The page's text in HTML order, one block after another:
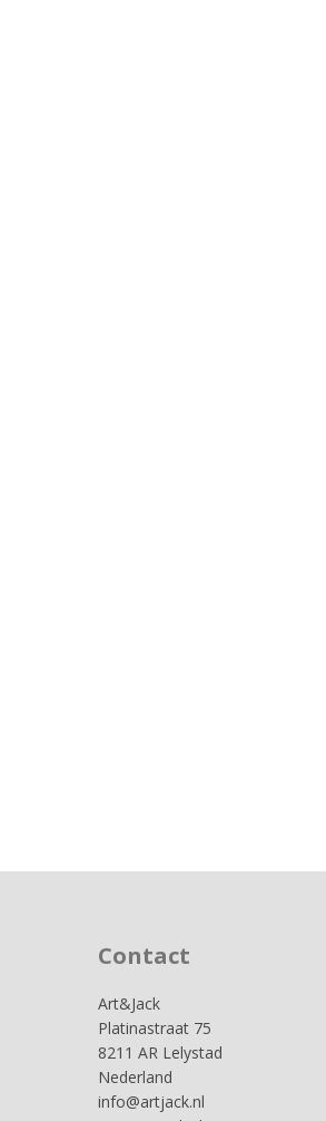
Contact
Art&Jack
Platinastraat 75
8211 AR Lelystad
Nederland
info@artjack.nl